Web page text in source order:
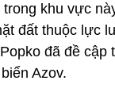
khu vực
đất thuộc lực
đã đề cập
Azov.